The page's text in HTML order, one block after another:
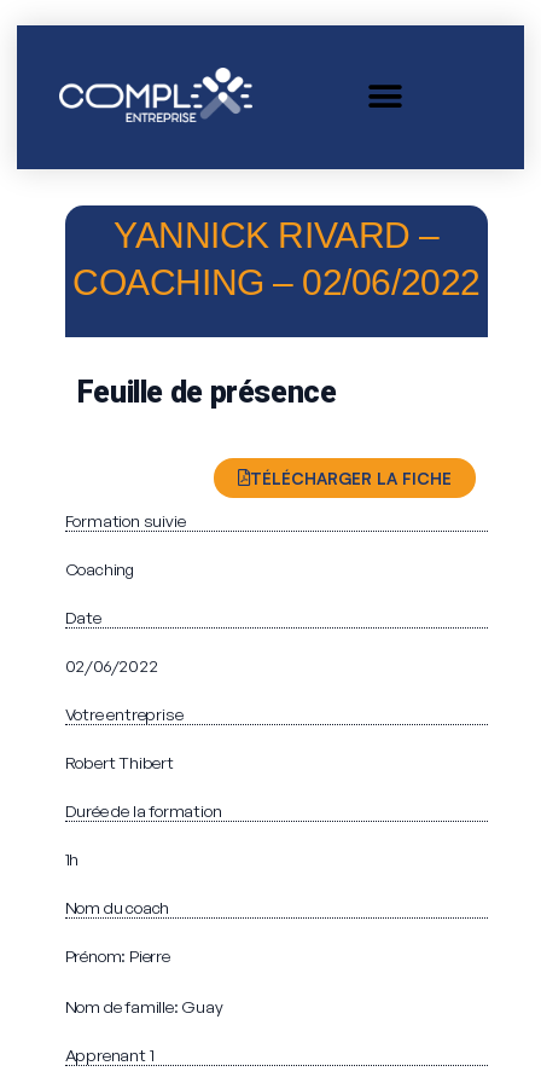
YANNICK RIVARD –
COACHING – 02/06/2022
Feuille de présence
TÉLÉCHARGER LA FICHE
Formation suivie
Coaching
Date
02/06/2022
Votre entreprise
Robert Thibert
Durée de la formation
1h
Nom du coach
Prénom: Pierre
Nom de famille: Guay
Apprenant 1